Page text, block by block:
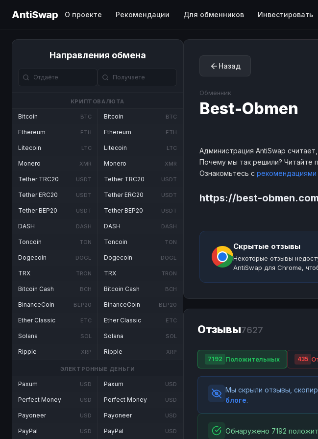
AntiSwap О проекте Рекомендации Для обменников Инвестировать
Направления обмена
КРИПТОВАЛЮТА
Bitcoin BTC
Ethereum ETH
Litecoin LTC
Monero XMR
Tether TRC20 USDT
Tether ERC20 USDT
Tether BEP20 USDT
DASH DASH
Toncoin TON
Dogecoin DOGE
TRX TRON
Bitcoin Cash BCH
BinanceCoin BEP20
Ether Classic ETC
Solana SOL
Ripple XRP
Bitcoin BTC
Ethereum ETH
Litecoin LTC
Monero XMR
Tether TRC20 USDT
Tether ERC20 USDT
Tether BEP20 USDT
DASH DASH
Toncoin TON
Dogecoin DOGE
TRX TRON
Bitcoin Cash BCH
BinanceCoin BEP20
Ether Classic ETC
Solana SOL
Ripple XRP
ЭЛЕКТРОННЫЕ ДЕНЬГИ
Paxum USD
Perfect Money USD
Payoneer USD
PayPal USD
Paxum USD
Perfect Money USD
Payoneer USD
PayPal USD
Назад
Обменник
Best-Obmen
Администрация AntiSwap
Почему мы так решили? Читайте
Ознакомьтесь с рекомендациями
https://best-obmen.com
Скрытые отзывы
Некоторые отзывы
AntiSwap для Chrome,
Отзывы7627
7192 Положительных 435
Мы скрыли отзывы,
блоге.
Обнаружено 7192